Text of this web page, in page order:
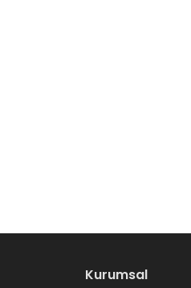
Kurumsal